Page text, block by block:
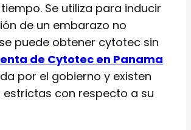
Se utiliza para inducir
de un embarazo no
puede obtener cytotec sin
de Cytotec en Panama
por el gobierno y existen
con respecto a su